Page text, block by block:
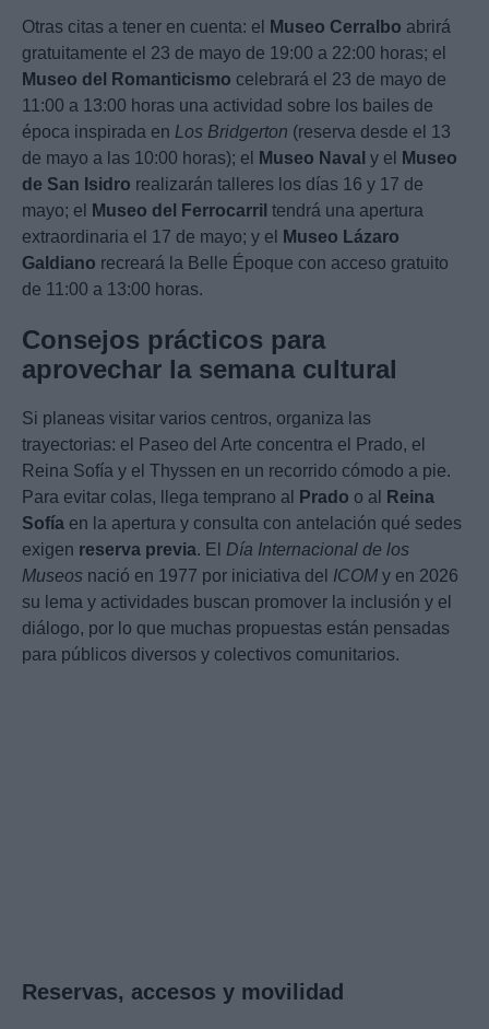
Otras citas a tener en cuenta: el Museo Cerralbo abrirá
gratuitamente el 23 de mayo de 19:00 a 22:00 horas; el
Museo del Romanticismo celebrará el 23 de mayo de
11:00 a 13:00 horas una actividad sobre los bailes de
época inspirada en Los Bridgerton (reserva desde el 13
de mayo a las 10:00 horas); el
Museo Naval y el
Museo
de San Isidro realizarán talleres los días 16 y 17 de
mayo; el
Museo del Ferrocarril tendrá una apertura
extraordinaria el 17 de mayo; y el
Museo Lázaro
Galdiano recreará la Belle Époque con acceso gratuito
de 11:00 a 13:00 horas.
Consejos prácticos para
aprovechar la semana cultural
Si planeas visitar varios centros, organiza las
trayectorias: el Paseo del Arte concentra el Prado, el
Reina Sofía y el Thyssen en un recorrido cómodo a pie.
Para evitar colas, llega temprano al
Prado o al
Reina
Sofía en la apertura y consulta con antelación qué sedes
exigen reserva previa. El Día Internacional de los
Museos nació en 1977 por iniciativa del ICOM y en 2026
su lema y actividades buscan promover la inclusión y el
diálogo, por lo que muchas propuestas están pensadas
para públicos diversos y colectivos comunitarios.
Reservas, accesos y movilidad